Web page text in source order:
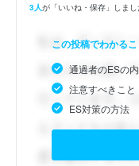
3人が「いいね・保存」しまし
この投稿でわかるこ
通過者のESの
注意すべきこと
ES対策の方法